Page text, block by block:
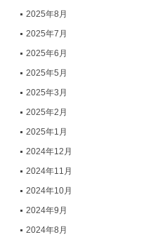
2025年8月
2025年7月
2025年6月
2025年5月
2025年3月
2025年2月
2025年1月
2024年12月
2024年11月
2024年10月
2024年9月
2024年8月